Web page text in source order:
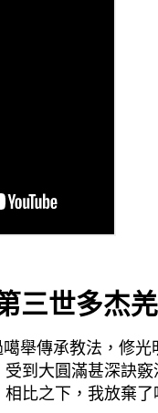
三世多杰
舉傳承教法，修
到大圓滿甚深訣
比之下，我放棄